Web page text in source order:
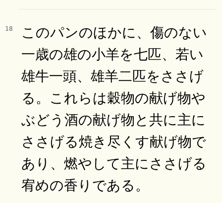
18
このパンのほかに、傷のない
一歳の雄の小羊を七匹、若い
雄牛一頭、雄羊二匹をささげ
る。これらは穀物の献げ物や
ぶどう酒の献げ物と共に主に
ささげる焼き尽くす献げ物で
あり、燃やして主にささげる
宥めの香りである。